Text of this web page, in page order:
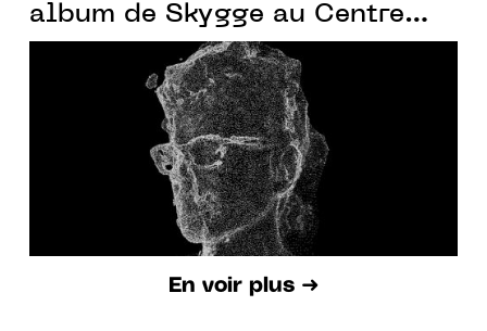
album de Skygge au Centre
des Arts d'Enghien vendredi
18.02.2022
En voir plus ➜